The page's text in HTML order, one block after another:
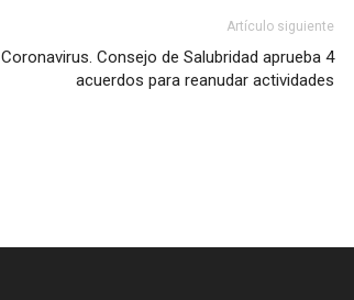
Artículo siguiente
Coronavirus. Consejo de Salubridad aprueba 4
acuerdos para reanudar actividades